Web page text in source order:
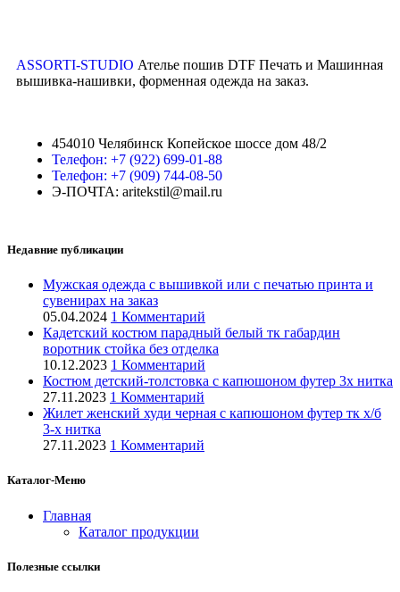
ASSORTI-STUDIO Ателье пошив DTF Печать и Машинная
вышивка-нашивки, форменная одежда на заказ.
454010 Челябинск Копейское шоссе дом 48/2
Телефон: +7 (922) 699-01-88
Телефон: +7 (909) 744-08-50
Э-ПОЧТА: aritekstil@mail.ru
Недавние публикации
Мужская одежда с вышивкой или с печатью принта и
сувенирах на заказ
05.04.2024 1 Комментарий
Кадетский костюм парадный белый тк габардин
воротник стойка без отделка
10.12.2023 1 Комментарий
Костюм детский-толстовка с капюшоном футер 3х нитка
27.11.2023 1 Комментарий
Жилет женский худи черная с капюшоном футер тк х/б
3-х нитка
27.11.2023 1 Комментарий
Каталог-Меню
Главная
Каталог продукции
Полезные ссылки